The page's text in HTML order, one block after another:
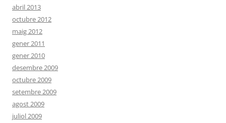
abril 2013
octubre 2012
maig 2012
gener 2011
gener 2010
desembre 2009
octubre 2009
setembre 2009
agost 2009
juliol 2009